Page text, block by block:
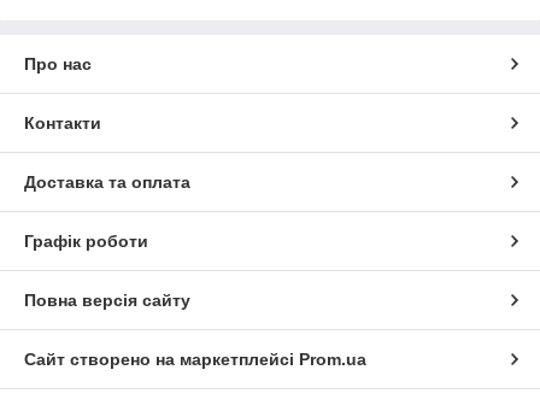
Про нас
Контакти
Доставка та оплата
Графік роботи
Повна версія сайту
Сайт створено на маркетплейсі Prom.ua